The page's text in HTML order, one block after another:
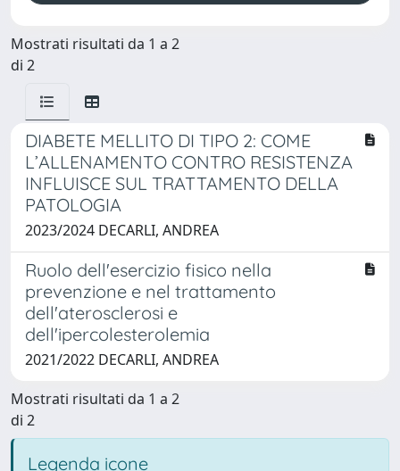
Mostrati risultati da 1 a 2
di 2
DIABETE MELLITO DI TIPO 2: COME
L’ALLENAMENTO CONTRO RESISTENZA
INFLUISCE SUL TRATTAMENTO DELLA
PATOLOGIA
2023/2024 DECARLI, ANDREA
Ruolo dell'esercizio fisico nella
prevenzione e nel trattamento
dell'aterosclerosi e
dell'ipercolesterolemia
2021/2022 DECARLI, ANDREA
Mostrati risultati da 1 a 2
di 2
Legenda icone